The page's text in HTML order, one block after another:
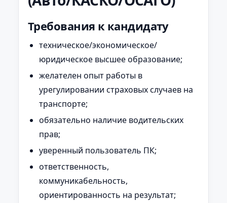
Требования к кандидату
техническое/экономическое/
юридическое высшее образование;
желателен опыт работы в
урегулировании страховых случаев на
транспорте;
обязательно наличие водительских
прав;
уверенный пользователь ПК;
ответственность,
коммуникабельность,
ориентированность на результат;